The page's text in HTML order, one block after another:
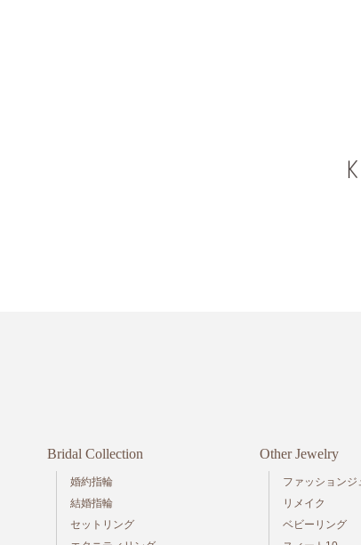
Bridal Collection
婚約指輪
結婚指輪
セットリング
Other Jewelry
ファッションジ
リメイク
ベビーリング